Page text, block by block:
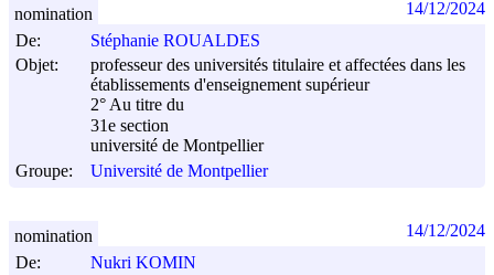
De:
Stéphanie ROUALDES
Objet:
professeur des universités titulaire et affectées dans les
établissements d'enseignement supérieur
2° Au titre du
31e section
université de Montpellier
Groupe:
Université de Montpellier
nomination 14/12/2024
De:
Nukri KOMIN
nomination 14/12/2024